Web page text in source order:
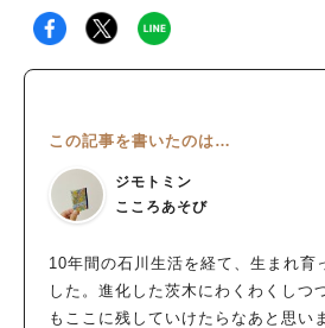
この記事を書いたのは…
ジモトミン
こころあそび
10年間の石川生活を経て、生まれ育
した。進化した茨木にわくわくしつ
もここに残していけたらなあと思い